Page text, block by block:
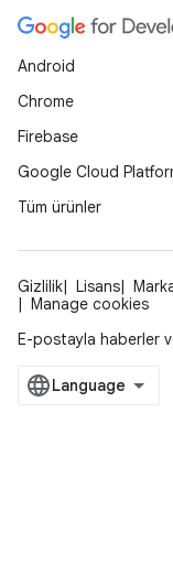
Android
Chrome
Firebase
Google Cloud
Tüm ürünler
Gizlilik Lisans
Manage cookies
E-postayla haberler